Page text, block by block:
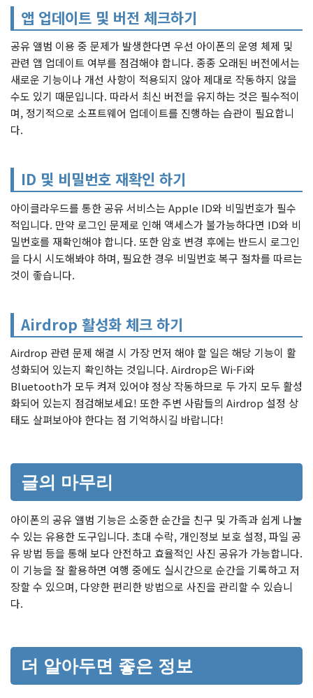
앱 업데이트 및 버전 체크하기
공유 앨범 이용 중 문제가 발생한다면 우선 아이폰의 운영 체제 및
관련 앱 업데이트 여부를 점검해야 합니다. 종종 오래된 버전에서는
새로운 기능이나 개선 사항이 적용되지 않아 제대로 작동하지 않을
수도 있기 때문입니다. 따라서 최신 버전을 유지하는 것은 필수적이
며, 정기적으로 소프트웨어 업데이트를 진행하는 습관이 필요합니
다.
ID 및 비밀번호 재확인 하기
아이클라우드를 통한 공유 서비스는 Apple ID와 비밀번호가 필수
적입니다. 만약 로그인 문제로 인해 액세스가 불가능하다면 ID와 비
밀번호를 재확인해야 합니다. 또한 암호 변경 후에는 반드시 로그인
을 다시 시도해봐야 하며, 필요한 경우 비밀번호 복구 절차를 따르는
것이 좋습니다.
Airdrop 활성화 체크 하기
Airdrop 관련 문제 해결 시 가장 먼저 해야 할 일은 해당 기능이 활
성화되어 있는지 확인하는 것입니다. Airdrop은 Wi-Fi와
Bluetooth가 모두 켜져 있어야 정상 작동하므로 두 가지 모두 활성
화되어 있는지 점검해보세요! 또한 주변 사람들의 Airdrop 설정 상
태도 살펴보아야 한다는 점 기억하시길 바랍니다!
글의 마무리
아이폰의 공유 앨범 기능은 소중한 순간을 친구 및 가족과 쉽게 나눌
수 있는 유용한 도구입니다. 초대 수락, 개인정보 보호 설정, 파일 공
유 방법 등을 통해 보다 안전하고 효율적인 사진 공유가 가능합니다.
이 기능을 잘 활용하면 여행 중에도 실시간으로 순간을 기록하고 저
장할 수 있으며, 다양한 편리한 방법으로 사진을 관리할 수 있습니
다.
더 알아두면 좋은 정보